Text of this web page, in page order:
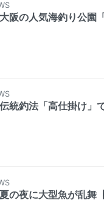
大阪の人気海釣り公園
伝統釣法「高仕掛け」
夏の夜に大型魚が乱舞